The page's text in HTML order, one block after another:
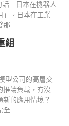
「日本在機器人
」。日本在工業
...
組
型公司的高層交
推論負載，有沒
新的應用情境？
...